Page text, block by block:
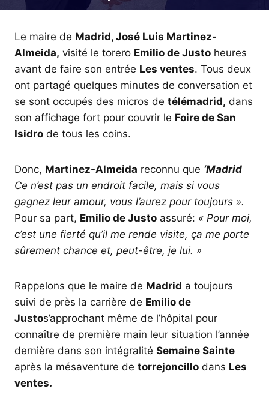
Le maire de Madrid, José Luis Martinez-
Almeida, visité le torero Emilio de Justo heures
avant de faire son entrée Les ventes. Tous deux
ont partagé quelques minutes de conversation et
se sont occupés des micros de télémadrid, dans
son affichage fort pour couvrir le Foire de San
Isidro de tous les coins.
Donc, Martinez-Almeida reconnu que ‘Madrid
Ce n’est pas un endroit facile, mais si vous
gagnez leur amour, vous l’aurez pour toujours ».
Pour sa part, Emilio de Justo assuré: « Pour moi,
c’est une fierté qu’il me rende visite, ça me porte
sûrement chance et, peut-être, je lui. »
Rappelons que le maire de Madrid a toujours
suivi de près la carrière de Emilio de
Justos’approchant même de l’hôpital pour
connaître de première main leur situation l’année
dernière dans son intégralité Semaine Sainte
après la mésaventure de torrejoncillo dans Les
ventes.